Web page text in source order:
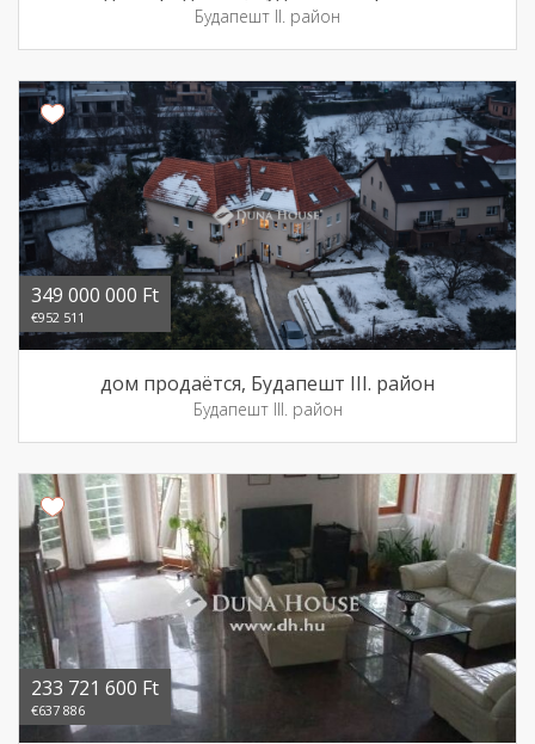
Будапешт II. район
349 000 000 Ft
€952 511
дом продаётся, Будапешт III. район
Будапешт III. район
233 721 600 Ft
€637 886